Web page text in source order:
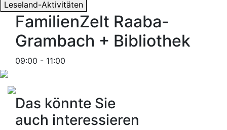
Leseland-Aktivitäten
FamilienZelt Raaba-
Grambach + Bibliothek
09:00 - 11:00
Das könnte Sie
auch interessieren